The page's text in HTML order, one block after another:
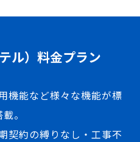
ル）料金プラン
機能など様々な機能が標
。
契約の縛りなし・工事不